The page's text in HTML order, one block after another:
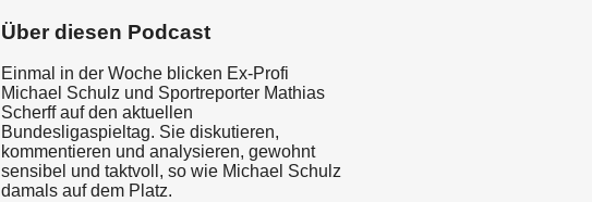
Über diesen Podcast
Einmal in der Woche blicken Ex-Profi
Michael Schulz und Sportreporter Mathias
Scherff auf den aktuellen
Bundesligaspieltag. Sie diskutieren,
kommentieren und analysieren, gewohnt
sensibel und taktvoll, so wie Michael Schulz
damals auf dem Platz.